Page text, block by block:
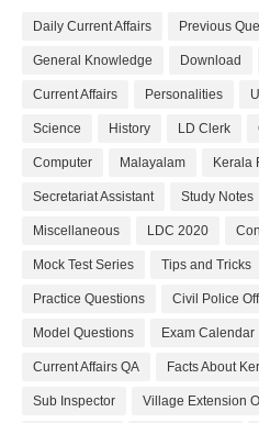
Daily Current Affairs Previous
General Knowledge Download
Current Affairs Personalities
Science History LD Clerk
Computer Malayalam Kerala
Secretariat Assistant Study Notes
Miscellaneous LDC 2020
Mock Test Series Tips and Tricks
Practice Questions Civil Police
Model Questions Exam Calendar
Current Affairs QA Facts About
Sub Inspector Village Extension